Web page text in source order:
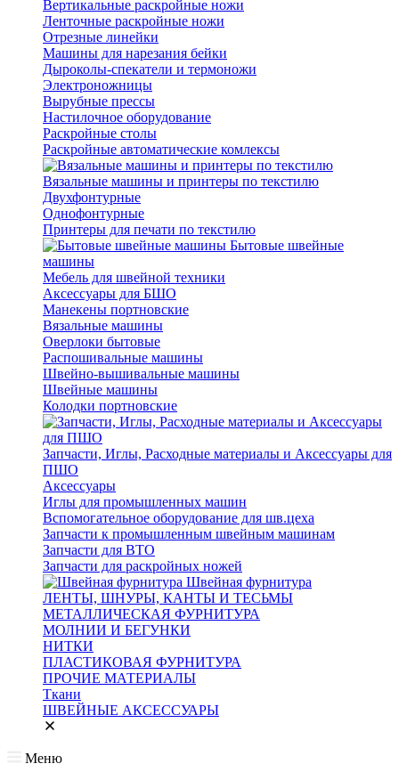
Вертикальные раскройные ножи
Ленточные раскройные ножи
Отрезные линейки
Машины для нарезания бейки
Дыроколы-спекатели и термоножи
Электроножницы
Вырубные прессы
Настилочное оборудование
Раскройные столы
Раскройные автоматические комлексы
Вязальные машины и принтеры по текстилю
Двухфонтурные
Однофонтурные
Принтеры для печати по текстилю
Бытовые швейные
машины
Мебель для швейной техники
Аксессуары для БШО
Манекены портновские
Вязальные машины
Оверлоки бытовые
Распошивальные машины
Швейно-вышивальные машины
Швейные машины
Колодки портновские
Запчасти, Иглы, Расходные материалы и Аксессуары для
ПШО
Аксессуары
Иглы для промышленных машин
Вспомогательное оборудование для шв.цеха
Запчасти к промышленным швейным машинам
Запчасти для ВТО
Запчасти для раскройных ножей
Швейная фурнитура
ЛЕНТЫ, ШНУРЫ, КАНТЫ И ТЕСЬМЫ
МЕТАЛЛИЧЕСКАЯ ФУРНИТУРА
МОЛНИИ И БЕГУНКИ
НИТКИ
ПЛАСТИКОВАЯ ФУРНИТУРА
ПРОЧИЕ МАТЕРИАЛЫ
Ткани
ШВЕЙНЫЕ АКСЕССУАРЫ
Меню